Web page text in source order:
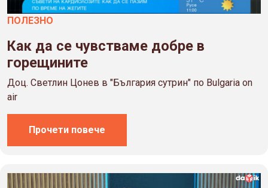
ПОЛЕЗНO
Как да се чувстваме добре в
горещините
Доц. Светлин Цонев в "България сутрин" по Bulgaria on
air
Прочети повече